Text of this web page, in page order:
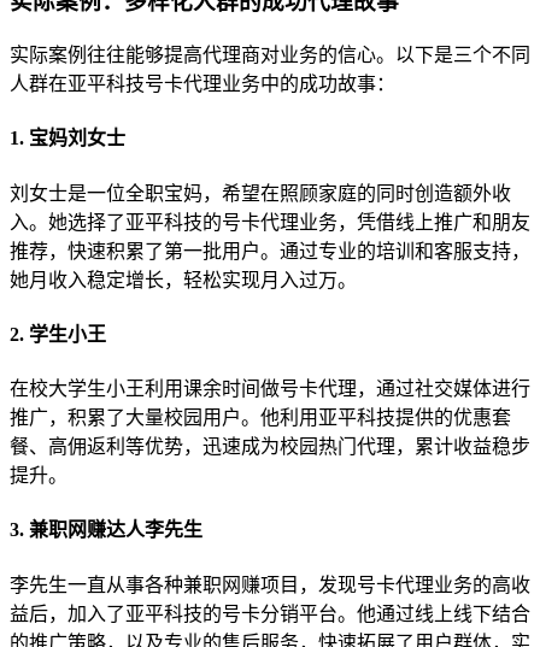
实际案例往往能够提高代理商对业务的信心。以下是三个不同
人群在亚平科技号卡代理业务中的成功故事：
1. 宝妈刘女士
刘女士是一位全职宝妈，希望在照顾家庭的同时创造额外收
入。她选择了亚平科技的号卡代理业务，凭借线上推广和朋友
推荐，快速积累了第一批用户。通过专业的培训和客服支持，
她月收入稳定增长，轻松实现月入过万。
2. 学生小王
在校大学生小王利用课余时间做号卡代理，通过社交媒体进行
推广，积累了大量校园用户。他利用亚平科技提供的优惠套
餐、高佣返利等优势，迅速成为校园热门代理，累计收益稳步
提升。
3. 兼职网赚达人李先生
李先生一直从事各种兼职网赚项目，发现号卡代理业务的高收
益后，加入了亚平科技的号卡分销平台。他通过线上线下结合
的推广策略，以及专业的售后服务，快速拓展了用户群体，实